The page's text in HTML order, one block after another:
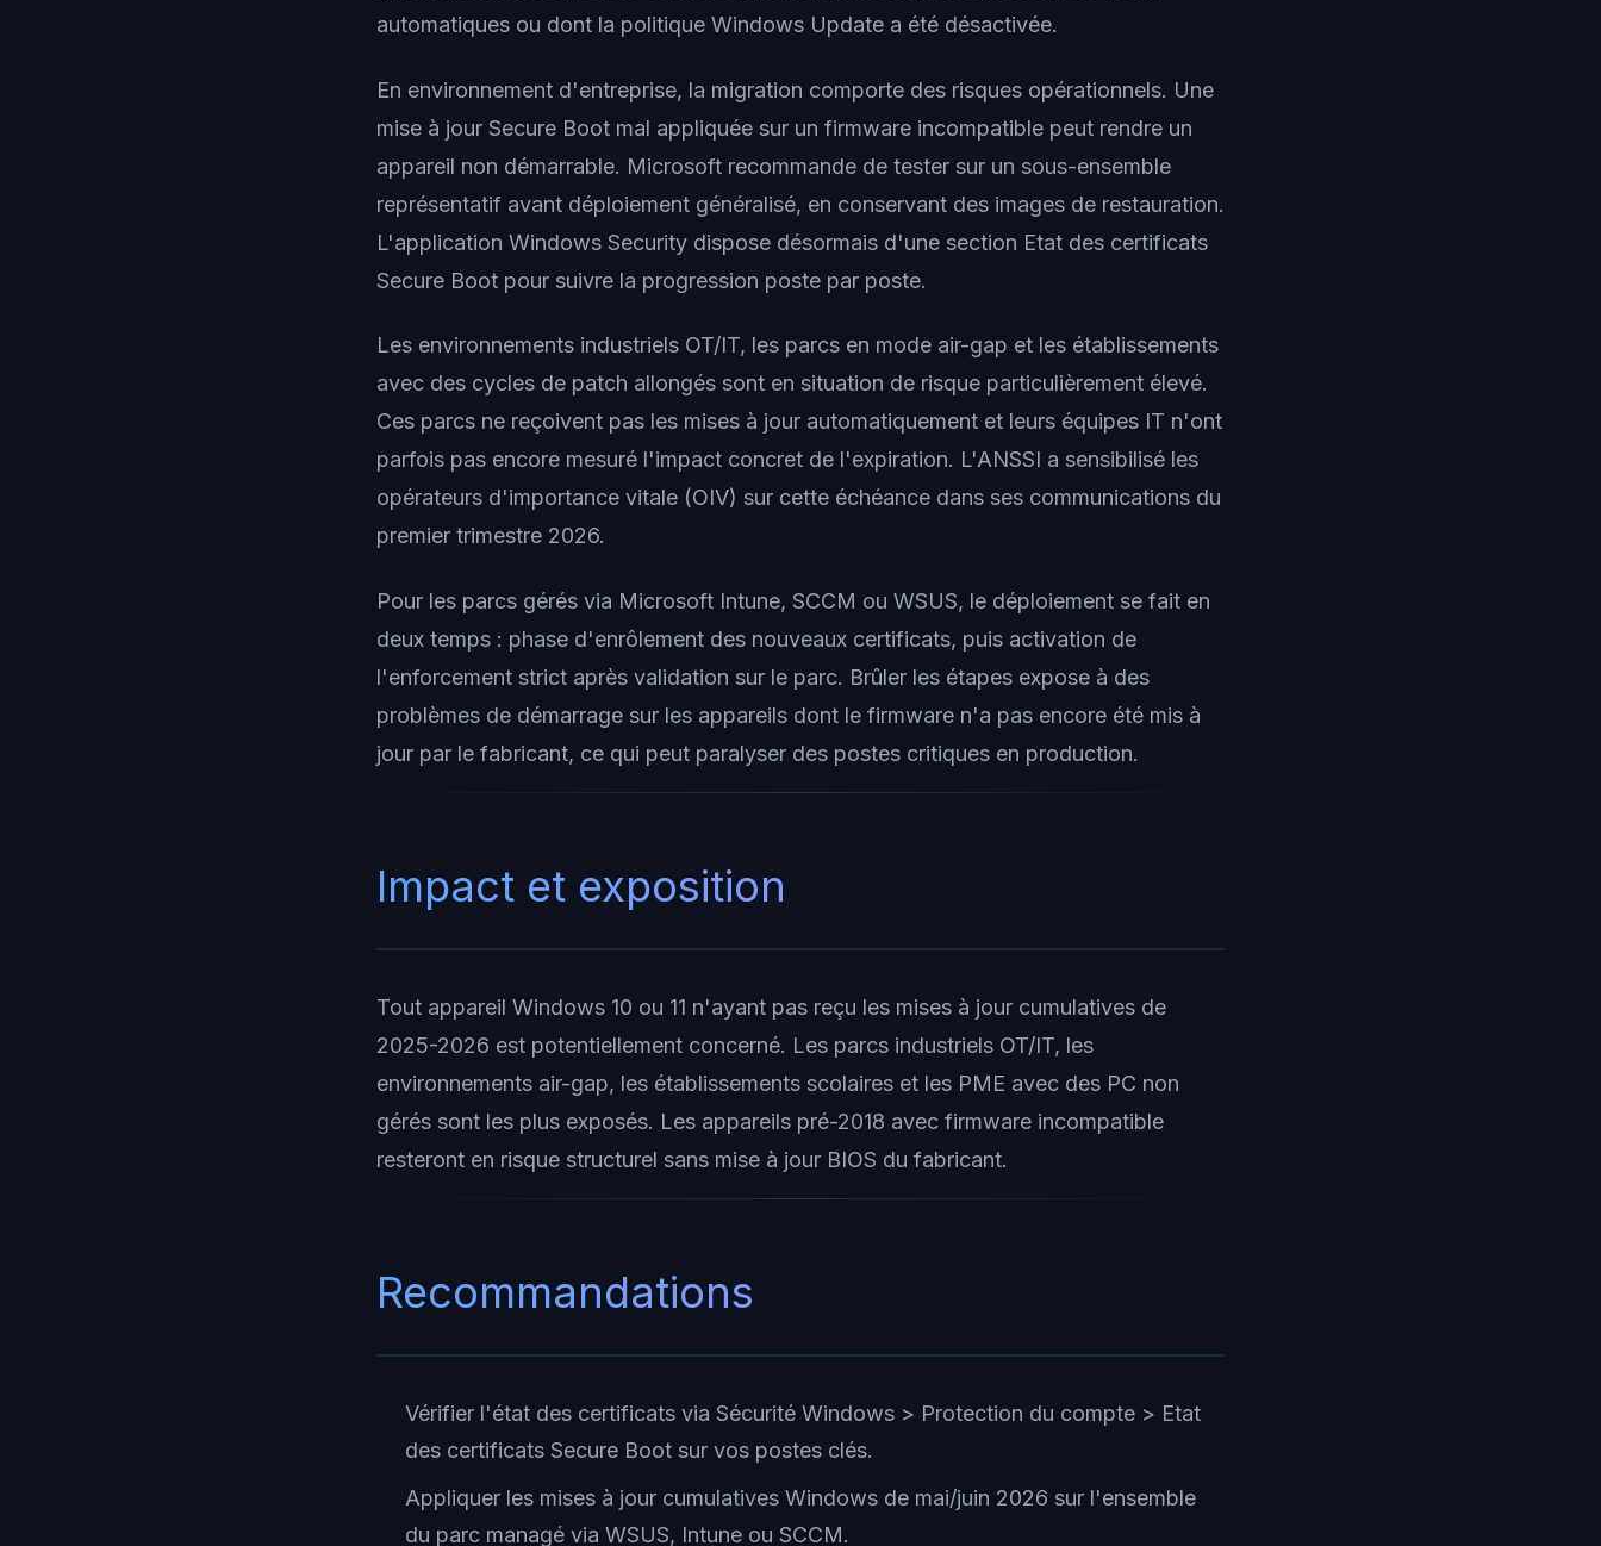
automatiques ou dont la politique Windows Update a été désactivée.
En environnement d'entreprise, la migration comporte des risques opérationnels. Une
mise à jour Secure Boot mal appliquée sur un firmware incompatible peut rendre un
appareil non démarrable. Microsoft recommande de tester sur un sous-ensemble
représentatif avant déploiement généralisé, en conservant des images de restauration.
L'application Windows Security dispose désormais d'une section Etat des certificats
Secure Boot pour suivre la progression poste par poste.
Les environnements industriels OT/IT, les parcs en mode air-gap et les établissements
avec des cycles de patch allongés sont en situation de risque particulièrement élevé.
Ces parcs ne reçoivent pas les mises à jour automatiquement et leurs équipes IT n'ont
parfois pas encore mesuré l'impact concret de l'expiration. L'ANSSI a sensibilisé les
opérateurs d'importance vitale (OIV) sur cette échéance dans ses communications du
premier trimestre 2026.
Pour les parcs gérés via Microsoft Intune, SCCM ou WSUS, le déploiement se fait en
deux temps : phase d'enrôlement des nouveaux certificats, puis activation de
l'enforcement strict après validation sur le parc. Brûler les étapes expose à des
problèmes de démarrage sur les appareils dont le firmware n'a pas encore été mis à
jour par le fabricant, ce qui peut paralyser des postes critiques en production.
Impact et exposition
Tout appareil Windows 10 ou 11 n'ayant pas reçu les mises à jour cumulatives de
2025-2026 est potentiellement concerné. Les parcs industriels OT/IT, les
environnements air-gap, les établissements scolaires et les PME avec des PC non
gérés sont les plus exposés. Les appareils pré-2018 avec firmware incompatible
resteront en risque structurel sans mise à jour BIOS du fabricant.
Recommandations
Vérifier l'état des certificats via Sécurité Windows > Protection du compte > Etat
des certificats Secure Boot sur vos postes clés.
Appliquer les mises à jour cumulatives Windows de mai/juin 2026 sur l'ensemble
du parc managé via WSUS, Intune ou SCCM.